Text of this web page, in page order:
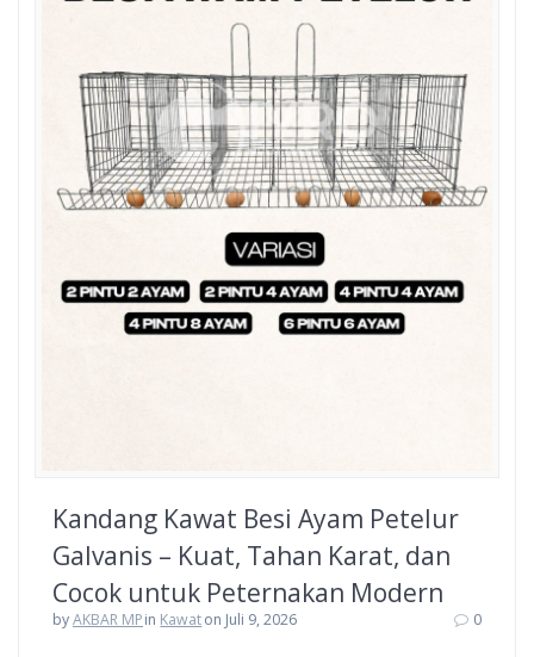
Kandang Kawat Besi Ayam Petelur
Galvanis – Kuat, Tahan Karat, dan
Cocok untuk Peternakan Modern
byAKBAR MPin Kawaton Juli 9, 2026 0